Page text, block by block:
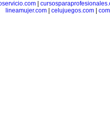
|
lineamujer.com| celujuegos.com|